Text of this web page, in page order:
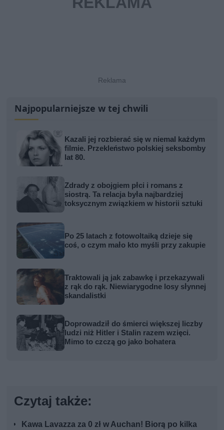
Najpopularniejsze w tej chwili
Kazali jej rozbierać się w niemal każdym
filmie. Przekleństwo polskiej seksbomby
lat 80.
Zdrady z obojgiem płci i romans z
siostrą. Ta relacja była najbardziej
toksycznym związkiem w historii sztuki
Po 25 latach z fotowoltaiką dzieje się
coś, o czym mało kto myśli przy zakupie
Traktowali ją jak zabawkę i przekazywali
z rąk do rąk. Niewiarygodne losy słynnej
skandalistki
Doprowadził do śmierci większej liczby
ludzi niż Hitler i Stalin razem wzięci.
Mimo to czczą go jako bohatera
Czytaj także:
Kawa Lavazza za 0 zł w Auchan! Biorą po kilka